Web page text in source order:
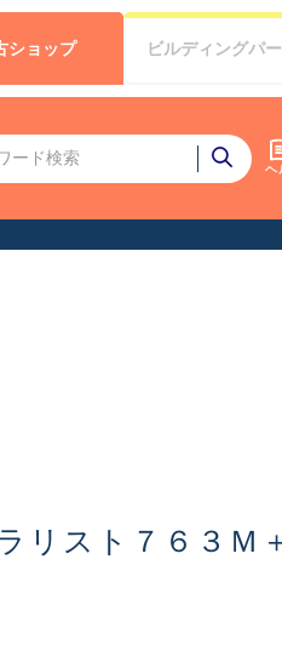
ヘ
ショップ ビルディングパ
リスト７６３Ｍ